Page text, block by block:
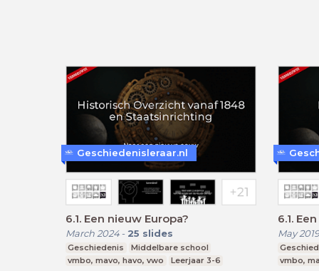
6.1. Een nieuw Europa?
March 2024- 25 slides
Geschiedenis
Middelbare school
vmbo, mavo, havo, vwo
Leerjaar 3-6
Geschiedenisleraar.nl
6.1.
May 2019
vmbo,